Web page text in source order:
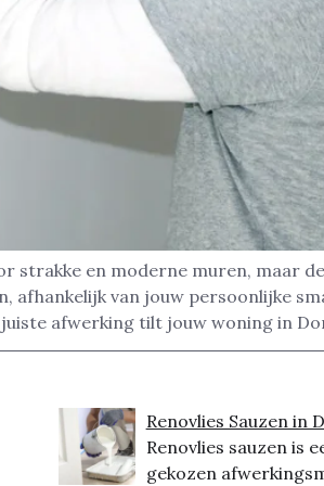
strakke en moderne muren, maar
afhankelijk van jouw persoonlijke
afwerking tilt jouw woning in
Renovlies Sauzen in
Renovlies sauzen is
gekozen